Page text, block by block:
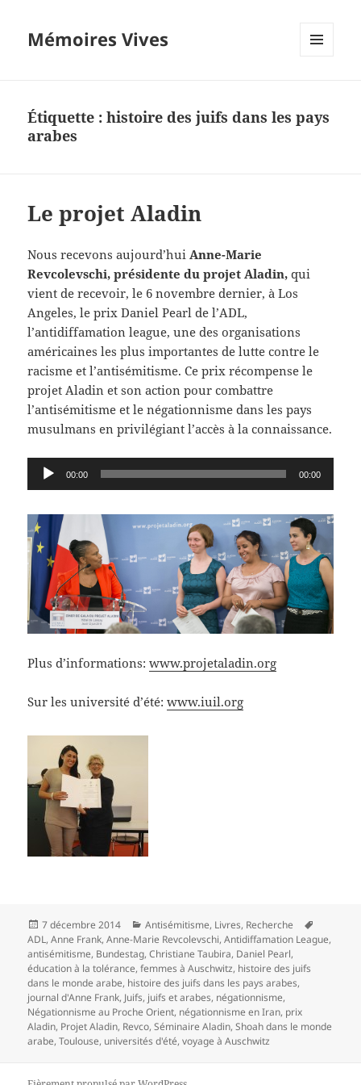
Mémoires Vives
Étiquette :histoire des juifs dans les pays
arabes
Le projet Aladin
Nous recevons aujourd’huiAnne-Marie
Revcolevschi, présidente du projet Aladin,qui
vient de recevoir, le 6 novembre dernier, à Los
Angeles, le prix Daniel Pearl de l’ADL,
l’antidiffamation league, une des organisations
américaines les plus importantes de lutte contre le
racisme et l’antisémitisme. Ce prix récompense le
projet Aladin et son action pour combattre
l’antisémitisme et le négationnisme dans les pays
musulmans en privilégiant l’accès à la connaissance.
Lecteur
audio
00:00 00:00
Plus d’informations:www.projetaladin.org
Sur les université d’été:www.iuil.org
Publié
le
7 décembre 2014 Catégories
Antisémitisme, Livres, Recherche
clés
ADL,Anne Frank,Anne-Marie Revcolevschi,Antidiffamation League,
antisémitisme, Bundestag,Christiane Taubira, Daniel Pearl,
éducation à la tolérance,femmes à Auschwitz, histoire des juifs
dans le monde arabe, histoire des juifs dans les pays arabes,
journal d'Anne Frank, Juifs, juifs et arabes, négationnisme,
Négationnisme au Proche Orient, négationnisme en Iran, prix
Aladin, Projet Aladin, Revco,Séminaire Aladin,Shoah dans le monde
arabe,Toulouse, universités d'été,voyage à Auschwitz